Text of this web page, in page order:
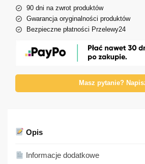
90 dni na zwrot produktów
Gwarancja oryginalności produktów
Bezpieczne płatności Przelewy24
Masz pytanie?
Opis
Informacje dodatkowe